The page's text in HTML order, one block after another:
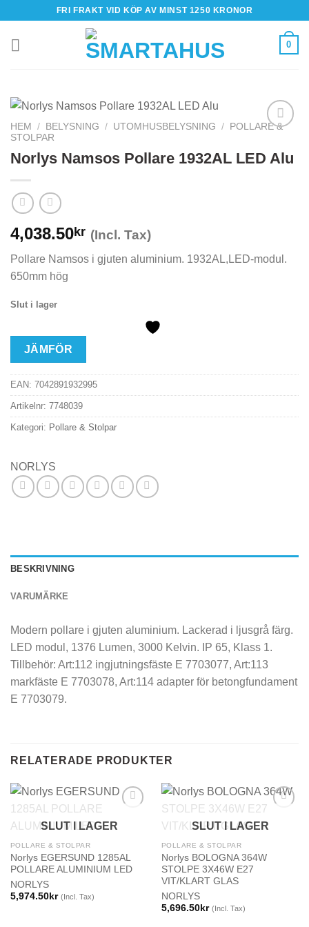
content
FRI FRAKT VID KÖP AV MINST 1250 KRONOR
0
HEM / BELYSNING / UTOMHUSBELYSNING /
POLLARE &
STOLPAR
Norlys Namsos Pollare 1932AL LED Alu
4,038.50kr (Incl. Tax)
Pollare Namsos i gjuten aluminium. 1932AL,LED-modul.
650mm hög
Slut i lager
JÄMFÖR
EAN: 7042891932995
Artikelnr: 7748039
Kategori: Pollare & Stolpar
NORLYS
BESKRIVNING
VARUMÄRKE
Modern pollare i gjuten aluminium. Lackerad i ljusgrå färg.
LED modul, 1376 Lumen, 3000 Kelvin. IP 65, Klass 1.
Tillbehör: Art:112 ingjutningsfäste E 7703077, Art:113
markfäste E 7703078, Art:114 adapter för betongfundament
E 7703079.
RELATERADE PRODUKTER
SLUT I LAGER
POLLARE & STOLPAR
Norlys EGERSUND 1285AL
POLLARE ALUMINIUM LED
NORLYS
5,974.50kr (Incl. Tax)
SLUT I LAGER
POLLARE & STOLPAR
Norlys BOLOGNA 364W
STOLPE 3X46W E27
VIT/KLART GLAS
NORLYS
5,696.50kr (Incl. Tax)